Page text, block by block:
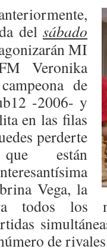
del sábado
MI
Veronika
de
-2006- y
en las filas
perderte
están
Vega, la
todos los
de